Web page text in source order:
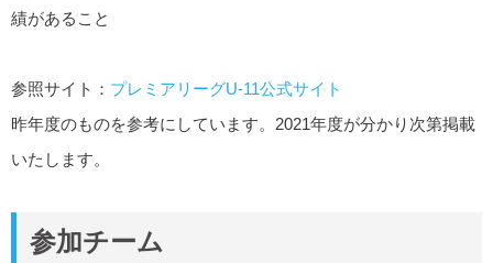
績があること
参照サイト： プレミアリーグU-11公式サイト
昨年度のものを参考にしています。2021年度が分かり次第掲載
いたします。
参加チーム